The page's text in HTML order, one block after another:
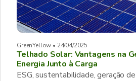
GreenYellow • 24/04/2025
Telhado Solar: Vantagens na
Energia Junto à Carga
ESG, sustentabilidade, geração